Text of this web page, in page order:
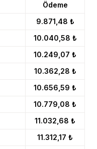
Ödeme
9.871,48 ₺
10.040,58 ₺
10.249,07 ₺
10.362,28 ₺
10.656,59 ₺
10.779,08 ₺
11.032,68 ₺
11.312,17 ₺